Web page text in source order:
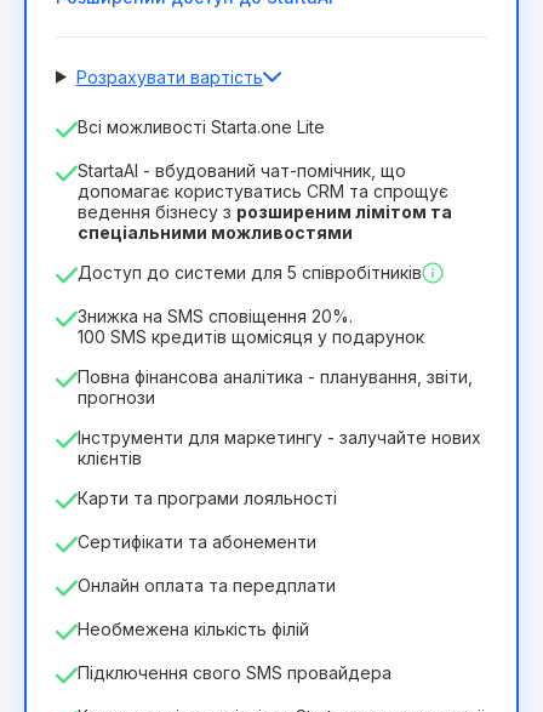
Розрахувати вартість
Кількість співробітників
Тривалість ліцензії
12 Months (знижка -25%) Вигідний
349₴ 244₴ /місяць
Всі можливості Starta.one Lite
StartaAI - вбудований чат-помічник, що
допомагає користуватись CRM та спрощує
ведення бізнесу з розширеним лімітом та
спеціальними можливостями
Доступ до системи для 5 співробітників
Знижка на SMS сповіщення 20%.
100 SMS кредитів щомісяця у подарунок
Повна фінансова аналітика - планування, звіти,
прогнози
Інструменти для маркетингу - залучайте нових
клієнтів
Карти та програми лояльності
Сертифікати та абонементи
Онлайн оплата та передплати
Необмежена кількість філій
Підключення свого SMS провайдера